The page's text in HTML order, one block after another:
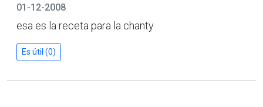
01-12-2008
esa es la receta para la chanty
Es útil (0)